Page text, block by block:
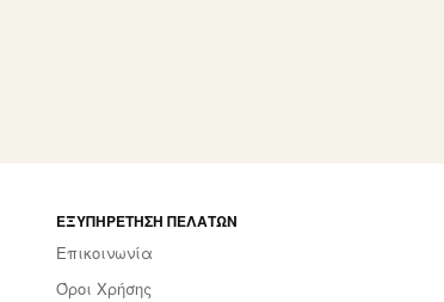
ΕΞΥΠΗΡΈΤΗΣΗ ΠΕΛΑΤΏΝ
Επικοινωνία
Όροι Χρήσης